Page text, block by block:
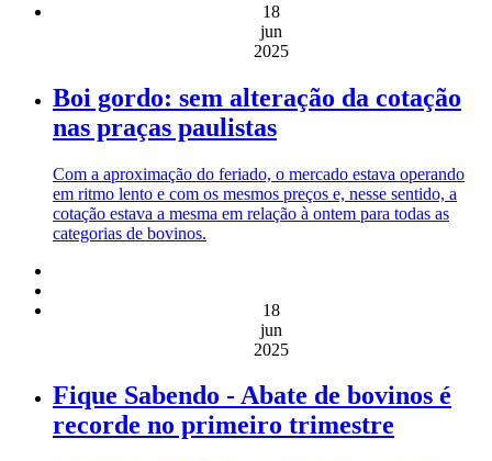
18
jun
2025
Boi gordo: sem alteração da cotação
nas praças paulistas
Com a aproximação do feriado, o mercado estava operando
em ritmo lento e com os mesmos preços e, nesse sentido, a
cotação estava a mesma em relação à ontem para todas as
categorias de bovinos.
18
jun
2025
Fique Sabendo - Abate de bovinos é
recorde no primeiro trimestre